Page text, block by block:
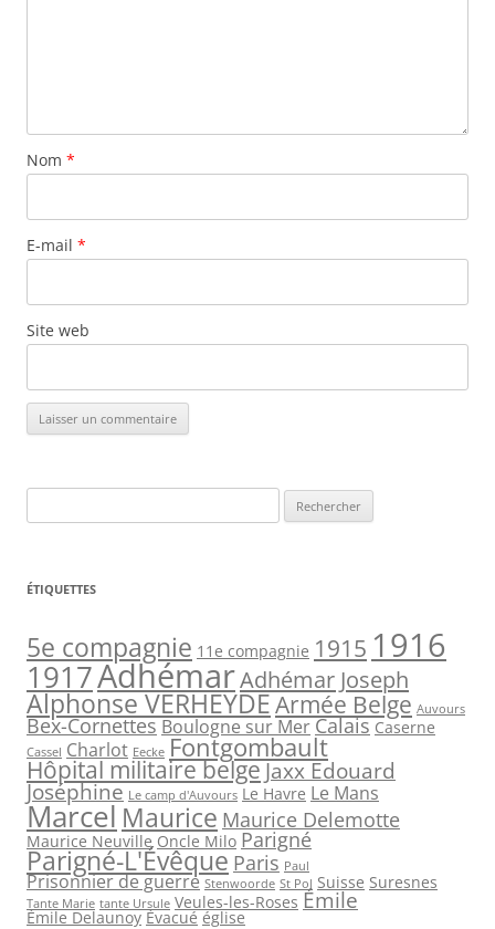
Nom *
E-mail *
Site web
ÉTIQUETTES
5e compagnie 11e compagnie 1915 1916
1917AdhémarAdhémar Joseph
Alphonse VERHEYDEArmée Belge Auvours
Bex-Cornettes Boulogne sur MerCalais Caserne
Cassel Charlot Eecke Fontgombault
Hôpital militaire belgeJaxx Edouard
Joséphine Le camp d'Auvours Le Havre Le Mans
Marcel Maurice Maurice Delemotte
Maurice Neuville Oncle Milo Parigné
Parigné-L'Évêque Paris Paul
Prisonnier de guerre Stenwoorde St Pol Suisse Suresnes
Tante Marie tante Ursule Veules-les-Roses Émile
Émile Delaunoy Évacué église